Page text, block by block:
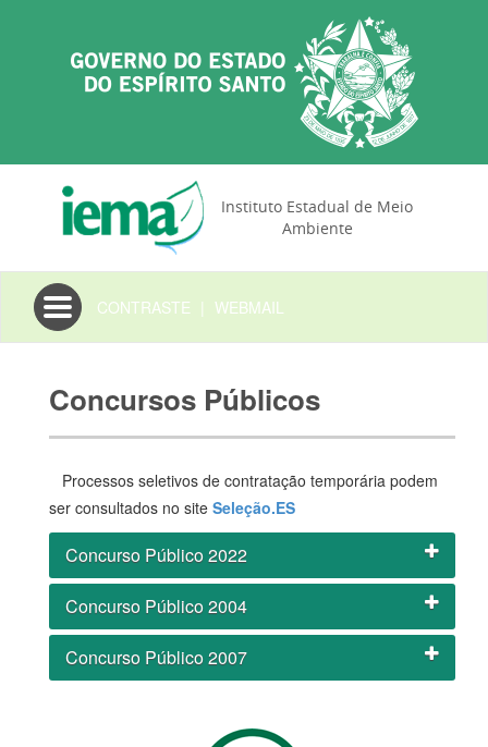
Instituto Estadual de Meio
Ambiente
Toggle
navigation
CONTRASTE | WEBMAIL
Concursos Públicos
Processos seletivos de contratação temporária podem
ser consultados no site Seleção.ES
Concurso Público 2022
Concurso Público 2004
Concurso Público 2007